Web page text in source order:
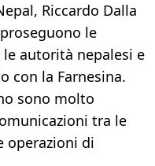
Riccardo Dalla
le
autorità nepalesi e
con la Farnesina.
sono molto
tra le
operazioni di